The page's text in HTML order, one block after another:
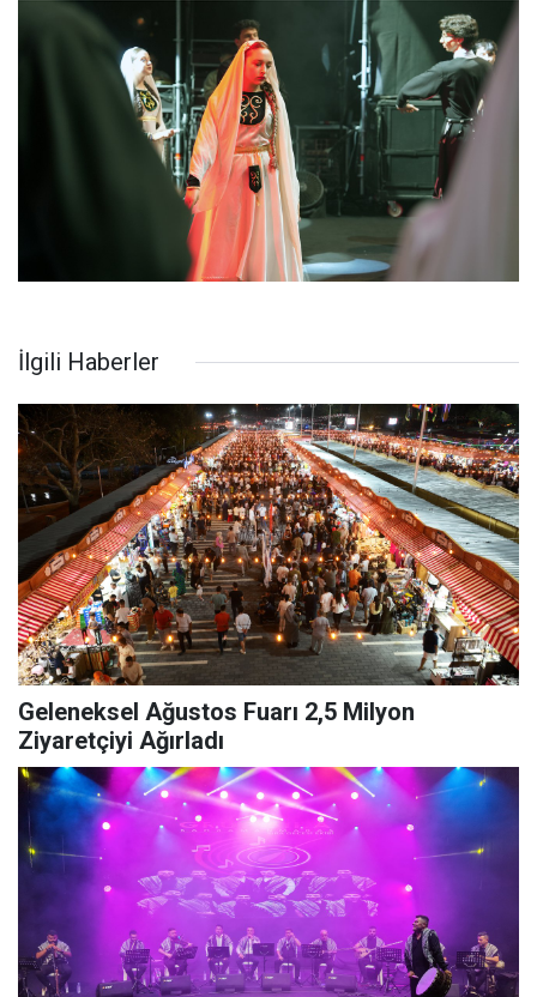
İlgili Haberler
Geleneksel Ağustos Fuarı 2,5 Milyon
Ziyaretçiyi Ağırladı